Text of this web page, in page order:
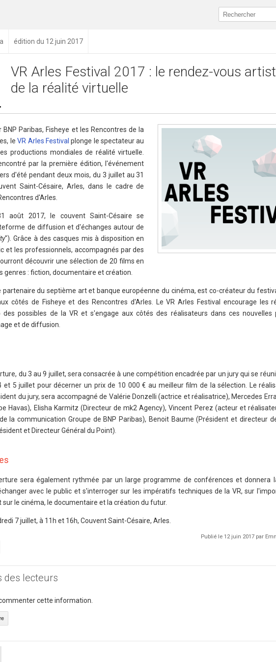
édition du 12 juin 2017
VR Arles Festival 2017 : le rendez-vous
de la réalité virtuelle
BNP Paribas, Fisheye et les Rencontres de la
leVR Arles Festival plonge le spectateur au
productions mondiales de réalité virtuelle.
par la première édition, l'événement
d'été pendant deux mois, du 3 juillet au 31
Saint-Césaire, Arles, dans le cadre de
d'Arles.
août 2017, le couvent Saint-Césaire se
de diffusion et d'échanges autour de
"). Grâce à des casques mis à disposition en
et les professionnels, accompagnés par des
découvrir une sélection de 20 films en
genres : fiction, documentaire et création.
partenaire du septième art et banque européenne du cinéma, est co-créateur du
côtés de Fisheye et des Rencontres d'Arles. Le VR Arles Festival encourage les
des possibles de la VR et s'engage aux côtés des réalisateurs dans ces nouvelles
et de diffusion.
du 3 au 9 juillet, sera consacrée à une compétition encadrée par un jury qui se
et 5 juillet pour décerner un prix de 10 000 € au meilleur film de la sélection. Le
du jury, sera accompagné de Valérie Donzelli (actrice et réalisatrice), Mercedes
Havas), Elisha Karmitz (Directeur de mk2 Agency), Vincent Perez (acteur et
la communication Groupe de BNP Paribas), Benoit Baume (Président et directeur
et Directeur Général du Point).
sera également rythmée par un large programme de conférences et donnera
avec le public et s'interroger sur les impératifs techniques de la VR, sur
le cinéma, le documentaire et la création du futur.
7 juillet, à 11h et 16h, Couvent Saint-Césaire, Arles.
Publié le 12 juin 2017 par
des lecteurs
cette information.